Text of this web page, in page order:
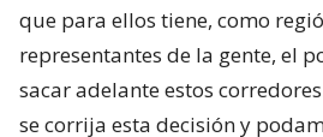
que para ellos tiene, como
representantes de la gente, el
sacar adelante estos
se corrija esta decisión y